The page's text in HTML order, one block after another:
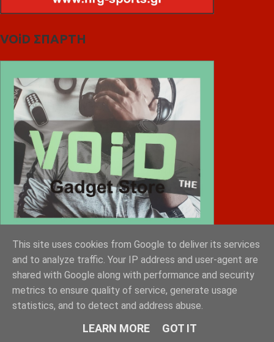
VOiD ΣΠΑΡΤΗ
Diafimistes.gr
This site uses cookies from Google to deliver its services
and to analyze traffic. Your IP address and user-agent are
shared with Google along with performance and security
metrics to ensure quality of service, generate usage
statistics, and to detect and address abuse.
LEARN MORE GOT IT